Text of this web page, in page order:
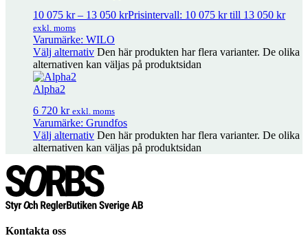
Alpha2 6 720kr exkl. moms
Magna3 14 650kr – 108 200krPrisintervall: 14 650 kr till 108 200 kr
exkl. moms
10 075 kr – 13 050 krPrisintervall: 10 075 kr till 13 050 kr
exkl. moms
Varumärke: WILO
Välj alternativ Den här produkten har flera varianter. De olika
alternativen kan väljas på produktsidan
Alpha2
6 720 kr exkl. moms
Varumärke: Grundfos
Välj alternativ Den här produkten har flera varianter. De olika
alternativen kan väljas på produktsidan
Kontakta oss